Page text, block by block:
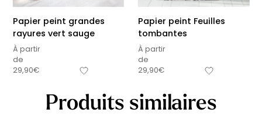
Papier peint grandes
rayures vert sauge
À partir
de
29,90€
Papier peint Feuilles
tombantes
À partir
de
29,90€
Produits similaires